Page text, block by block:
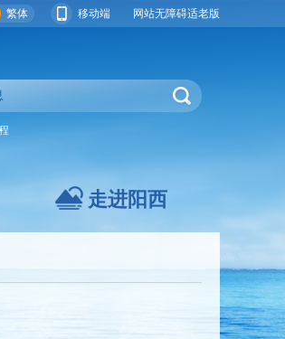
繁体 移动端 网站无障碍适老版
走进阳西